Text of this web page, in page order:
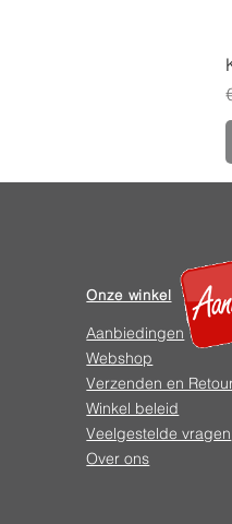
Aanbiedingen
Webshop
Verzenden en
Winkel beleid
Veelgestelde vragen
Over ons
Onze winkel